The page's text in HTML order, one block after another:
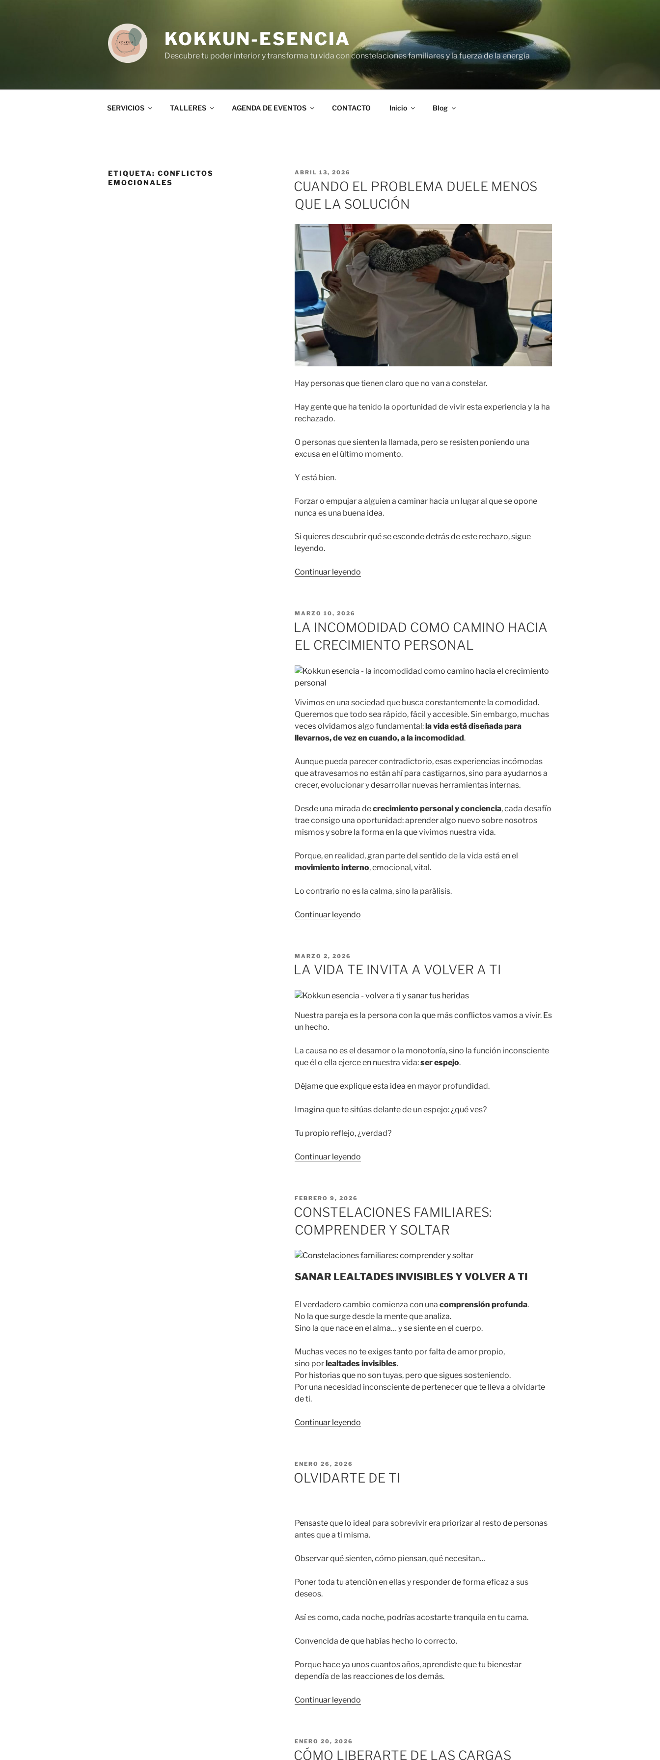
KOKKUN-ESENCIA
Descubre tu poder interior y transforma tu vida con constelaciones familiares y la fuerza de la energía
SERVICIOS TALLERES AGENDA DE EVENTOS CONTACTO Inicio Blog
ETIQUETA: CONFLICTOS
EMOCIONALES
PUBLICADO
EL
ABRIL 13, 2026
CUANDO EL PROBLEMA DUELE MENOS
QUE LA SOLUCIÓN
Hay personas que tienen claro que no van a constelar.
Hay gente que ha tenido la oportunidad de vivir esta experiencia y la ha
rechazado.
O personas que sienten la llamada, pero se resisten poniendo una
excusa en el último momento.
Y está bien.
Forzar o empujar a alguien a caminar hacia un lugar al que se opone
nunca es una buena idea.
Si quieres descubrir qué se esconde detrás de este rechazo, sigue
leyendo.
Continuar leyendo«CUANDO
QUE
LA
PUBLICADO
EL
MARZO 10, 2026
LA INCOMODIDAD COMO CAMINO HACIA
EL CRECIMIENTO PERSONAL
Vivimos en una sociedad que busca constantemente la comodidad.
Queremos que todo sea rápido, fácil y accesible. Sin embargo, muchas
veces olvidamos algo fundamental:la vida está diseñada para
llevarnos, de vez en cuando, a la incomodidad.
Aunque pueda parecer contradictorio, esas experiencias incómodas
que atravesamos no están ahí para castigarnos, sino para ayudarnos a
crecer, evolucionar y desarrollar nuevas herramientas internas.
Desde una mirada decrecimiento personal y conciencia, cada desafío
trae consigo una oportunidad: aprender algo nuevo sobre nosotros
mismos y sobre la forma en la que vivimos nuestra vida.
Porque, en realidad, gran parte del sentido de la vida está en el
movimientointerno, emocional, vital.
Lo contrario no es la calma, sino la parálisis.
Continuar leyendo«LA
EL
PERSONAL»
PUBLICADO
EL
MARZO 2, 2026
LA VIDA TE INVITA A VOLVER A TI
Nuestra pareja es la persona con la que más conflictos vamos a vivir. Es
un hecho.
La causa no es el desamor o la monotonía, sino la función inconsciente
que él o ella ejerce en nuestra vida:ser espejo.
Déjame que explique esta idea en mayor profundidad.
Imagina que te sitúas delante de un espejo: ¿qué ves?
Tu propio reflejo, ¿verdad?
Continuar leyendo«LA
VOLVER
A
PUBLICADO
EL
FEBRERO 9, 2026
CONSTELACIONES FAMILIARES:
COMPRENDER Y SOLTAR
SANAR LEALTADES INVISIBLES Y VOLVER A TI
El verdadero cambio comienza con una comprensión profunda.
No la que surge desde la mente que analiza.
Sino la que nace en el alma… y se siente en el cuerpo.
Muchas veces no te exiges tanto por falta de amor propio,
sino porlealtades invisibles.
Por historias que no son tuyas, pero que sigues sosteniendo.
Por una necesidad inconsciente de pertenecer que te lleva a olvidarte
de ti.
Continuar leyendo«CONSTELACIONES
PUBLICADO
EL
ENERO 26, 2026
OLVIDARTE DE TI
Pensaste que lo ideal para sobrevivir era priorizar al resto de personas
antes que a ti misma.
Observar qué sienten, cómo piensan, qué necesitan…
Poner toda tu atención en ellas y responder de forma eficaz a sus
deseos.
Así es como, cada noche, podrías acostarte tranquila en tu cama.
Convencida de que habías hecho lo correcto.
Porque hace ya unos cuantos años, aprendiste que tu bienestar
dependía de las reacciones de los demás.
Continuar leyendo«OLVIDARTE
PUBLICADO
EL
ENERO 20, 2026
CÓMO LIBERARTE DE LAS CARGAS